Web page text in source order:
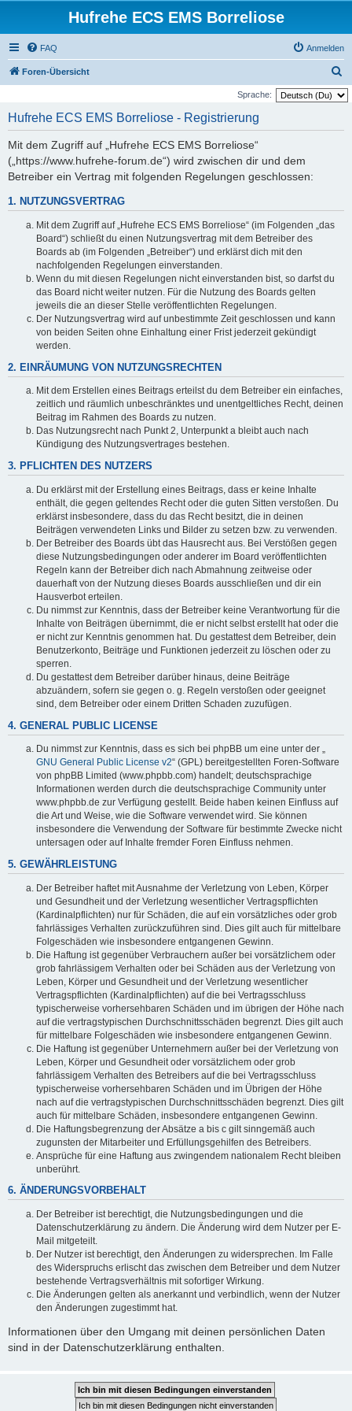
Hufrehe ECS EMS Borreliose
FAQ Anmelden
Foren-Übersicht
u
Sprache:
Hufrehe ECS EMS Borreliose - Registrierung
Mit dem Zugriff auf „Hufrehe ECS EMS Borreliose“
(„https://www.hufrehe-forum.de“) wird zwischen dir und dem
Betreiber ein Vertrag mit folgenden Regelungen geschlossen:
1. NUTZUNGSVERTRAG
Mit dem Zugriff auf „Hufrehe ECS EMS Borreliose“ (im Folgenden „das
Board“) schließt du einen Nutzungsvertrag mit dem Betreiber des
Boards ab (im Folgenden „Betreiber“) und erklärst dich mit den
nachfolgenden Regelungen einverstanden.
Wenn du mit diesen Regelungen nicht einverstanden bist, so darfst du
das Board nicht weiter nutzen. Für die Nutzung des Boards gelten
jeweils die an dieser Stelle veröffentlichten Regelungen.
Der Nutzungsvertrag wird auf unbestimmte Zeit geschlossen und kann
von beiden Seiten ohne Einhaltung einer Frist jederzeit gekündigt
werden.
2. EINRÄUMUNG VON NUTZUNGSRECHTEN
Mit dem Erstellen eines Beitrags erteilst du dem Betreiber ein einfaches,
zeitlich und räumlich unbeschränktes und unentgeltliches Recht, deinen
Beitrag im Rahmen des Boards zu nutzen.
Das Nutzungsrecht nach Punkt 2, Unterpunkt a bleibt auch nach
Kündigung des Nutzungsvertrages bestehen.
3. PFLICHTEN DES NUTZERS
Du erklärst mit der Erstellung eines Beitrags, dass er keine Inhalte
enthält, die gegen geltendes Recht oder die guten Sitten verstoßen. Du
erklärst insbesondere, dass du das Recht besitzt, die in deinen
Beiträgen verwendeten Links und Bilder zu setzen bzw. zu verwenden.
Der Betreiber des Boards übt das Hausrecht aus. Bei Verstößen gegen
diese Nutzungsbedingungen oder anderer im Board veröffentlichten
Regeln kann der Betreiber dich nach Abmahnung zeitweise oder
dauerhaft von der Nutzung dieses Boards ausschließen und dir ein
Hausverbot erteilen.
Du nimmst zur Kenntnis, dass der Betreiber keine Verantwortung für die
Inhalte von Beiträgen übernimmt, die er nicht selbst erstellt hat oder die
er nicht zur Kenntnis genommen hat. Du gestattest dem Betreiber, dein
Benutzerkonto, Beiträge und Funktionen jederzeit zu löschen oder zu
sperren.
Du gestattest dem Betreiber darüber hinaus, deine Beiträge
abzuändern, sofern sie gegen o. g. Regeln verstoßen oder geeignet
sind, dem Betreiber oder einem Dritten Schaden zuzufügen.
4. GENERAL PUBLIC LICENSE
Du nimmst zur Kenntnis, dass es sich bei phpBB um eine unter der „
GNU General Public License v2“ (GPL) bereitgestellten Foren-Software
von phpBB Limited (www.phpbb.com) handelt; deutschsprachige
Informationen werden durch die deutschsprachige Community unter
www.phpbb.de zur Verfügung gestellt. Beide haben keinen Einfluss auf
die Art und Weise, wie die Software verwendet wird. Sie können
insbesondere die Verwendung der Software für bestimmte Zwecke nicht
untersagen oder auf Inhalte fremder Foren Einfluss nehmen.
5. GEWÄHRLEISTUNG
Der Betreiber haftet mit Ausnahme der Verletzung von Leben, Körper
und Gesundheit und der Verletzung wesentlicher Vertragspflichten
(Kardinalpflichten) nur für Schäden, die auf ein vorsätzliches oder grob
fahrlässiges Verhalten zurückzuführen sind. Dies gilt auch für mittelbare
Folgeschäden wie insbesondere entgangenen Gewinn.
Die Haftung ist gegenüber Verbrauchern außer bei vorsätzlichem oder
grob fahrlässigem Verhalten oder bei Schäden aus der Verletzung von
Leben, Körper und Gesundheit und der Verletzung wesentlicher
Vertragspflichten (Kardinalpflichten) auf die bei Vertragsschluss
typischerweise vorhersehbaren Schäden und im übrigen der Höhe nach
auf die vertragstypischen Durchschnittsschäden begrenzt. Dies gilt auch
für mittelbare Folgeschäden wie insbesondere entgangenen Gewinn.
Die Haftung ist gegenüber Unternehmern außer bei der Verletzung von
Leben, Körper und Gesundheit oder vorsätzlichem oder grob
fahrlässigem Verhalten des Betreibers auf die bei Vertragsschluss
typischerweise vorhersehbaren Schäden und im Übrigen der Höhe
nach auf die vertragstypischen Durchschnittsschäden begrenzt. Dies gilt
auch für mittelbare Schäden, insbesondere entgangenen Gewinn.
Die Haftungsbegrenzung der Absätze a bis c gilt sinngemäß auch
zugunsten der Mitarbeiter und Erfüllungsgehilfen des Betreibers.
Ansprüche für eine Haftung aus zwingendem nationalem Recht bleiben
unberührt.
6. ÄNDERUNGSVORBEHALT
Der Betreiber ist berechtigt, die Nutzungsbedingungen und die
Datenschutzerklärung zu ändern. Die Änderung wird dem Nutzer per E-
Mail mitgeteilt.
Der Nutzer ist berechtigt, den Änderungen zu widersprechen. Im Falle
des Widerspruchs erlischt das zwischen dem Betreiber und dem Nutzer
bestehende Vertragsverhältnis mit sofortiger Wirkung.
Die Änderungen gelten als anerkannt und verbindlich, wenn der Nutzer
den Änderungen zugestimmt hat.
Informationen über den Umgang mit deinen persönlichen Daten
sind in der Datenschutzerklärung enthalten.